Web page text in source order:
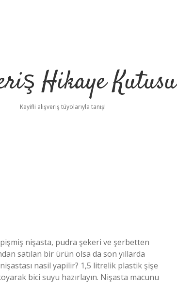
Hikaye Kutusu
Keyifli alışveriş tüyolarıyla tanış!
nişasta, pudra şekeri ve şerbetten
satılan bir ürün olsa da son yıllarda
nasil yapilir? 1,5 litrelik plastik şişe
bici suyu hazırlayın. Nişasta macunu